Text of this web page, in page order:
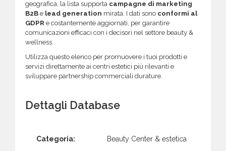
geografica, la lista supporta campagne di marketing
B2B e lead generation mirata. I dati sono conformi al
GDPR e costantemente aggiornati, per garantire
comunicazioni efficaci con i decisori nel settore beauty &
wellness.
Utilizza questo elenco per promuovere i tuoi prodotti e
servizi direttamente ai centri estetici più rilevanti e
sviluppare partnership commerciali durature.
Dettagli Database
Categoria: Beauty Center & estetica